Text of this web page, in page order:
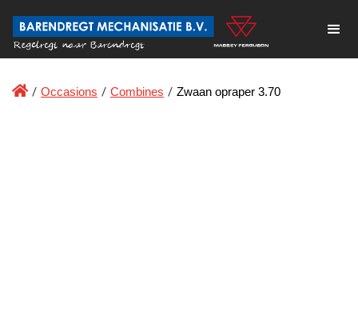
 / Occasions / Combines / Zwaan opraper 3.70